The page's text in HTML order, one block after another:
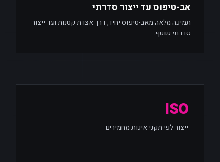
אב-טיפוס עד ייצור סדרתי
תמיכה מלאה מאב-טיפוס יחיד, דרך אצוות קטנות ועד ייצור
סדרתי שוטף.
ISO
ייצור לפי תקני איכות מחמירים